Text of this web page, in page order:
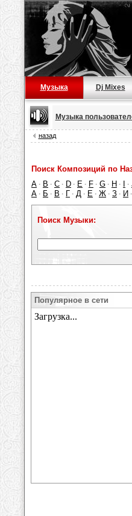
Музыка Dj Mixes
Музыка
назад
Поиск Композиций по
A · B · C · D · E · F · G · H · ·
А · Б · В · Г · Д · Е · Ж · З · И ·
Поиск Музыки:
Популярное в сети